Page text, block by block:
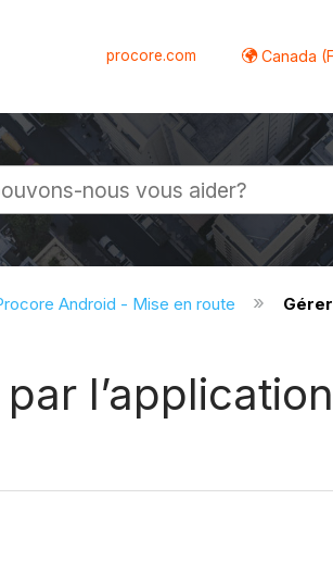
procore.com Canada
Android - Mise en route